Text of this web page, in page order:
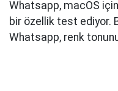
Whatsapp, macOS
bir özellik test ediyor.
Whatsapp, renk